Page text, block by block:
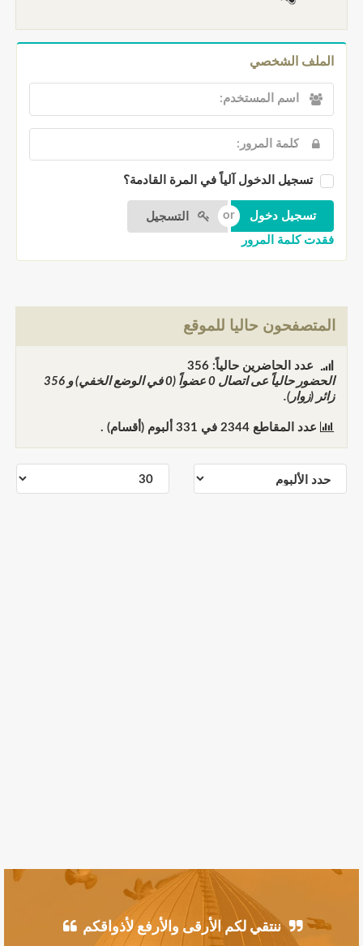
الملف الشخصي
تسجيل الدخول آلياً في المرة القادمة؟
التسجيل
فقدت كلمة المرور
المتصفحون حاليا للموقع
عدد الحاضرين حالياً: 356
الحضور حالياً عى اتصال 0 عضواً (0 في الوضع الخفي) و
356
زائر (زوار).
عدد المقاطع2344 في 331 ألبوم (أقسام) .
ننتقي لكم الأرقى والأرفع لأذواقكم